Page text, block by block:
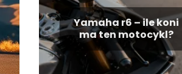
Yamaha r6 – ile koni
ma ten motocykl?